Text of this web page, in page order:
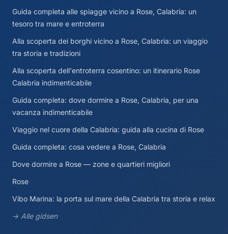
Guida completa alle spiagge vicino a Rose, Calabria: un
tesoro tra mare e entroterra
Alla scoperta dei borghi vicino a Rose, Calabria: un viaggio
tra storia e tradizioni
Alla scoperta dell'entroterra cosentino: un itinerario Rose
Calabria indimenticabile
Guida completa: dove dormire a Rose, Calabria, per una
vacanza indimenticabile
Viaggio nel cuore della Calabria: guida alla cucina di Rose
Guida completa: cosa vedere a Rose, Calabria
Dove dormire a Rose — zone e quartieri migliori
Rose
Vibo Marina: la porta sul mare della Calabria tra storia e relax
→ Alle gidsen